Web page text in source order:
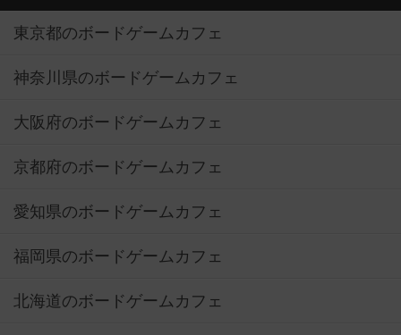
東京都のボードゲームカフェ
神奈川県のボードゲームカフェ
大阪府のボードゲームカフェ
京都府のボードゲームカフェ
愛知県のボードゲームカフェ
福岡県のボードゲームカフェ
北海道のボードゲームカフェ